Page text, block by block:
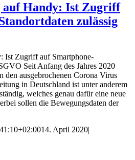
auf Handy: Ist Zugriff
zulässig
Ist Zugriff auf Smartphone-
Seit Anfang des Jahres 2020
den ausgebrochenen Corona Virus
in Deutschland ist unter anderem
welches genau dafür eine neue
sollen die Bewegungsdaten der
14. April 2020|